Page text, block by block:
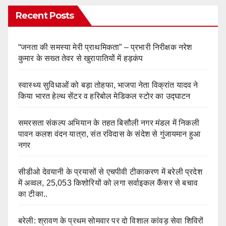
Recent Posts
“जनता की समस्या मेरी प्राथमिकता” – प्रभारी निरीक्षक नरेश
कुमार के सख्त तेवर से खुरापातियों में हड़कंप
स्वास्थ्य सुविधाओं को बड़ा तोहफा, भाजपा नेता विक्रांत यादव ने
किया भारत हेल्थ सेंटर व हरिबोल मेडिकल स्टोर का उद्घाटन
समरसता संकल्प अभियान के तहत बिसौली नगर मंडल में निकली
पावन कलश वंदन यात्रा, संत रविदास के संदेश से गुंजायमान हुआ
नगर
सीडीओ देवयानी के प्रयासों से एचपीवी टीकाकरण में बरेली प्रदेश
में अव्वल, 25,053 किशोरियों को लगा सर्वाइकल कैंसर से बचाव
का टीका..
बरेली: श्रावण के प्रथम सोमवार पर दो विशाल कांवड़ सेवा शिविरों